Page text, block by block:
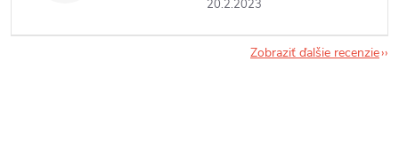
20.2.2023
Zobraziť ďalšie recenzie